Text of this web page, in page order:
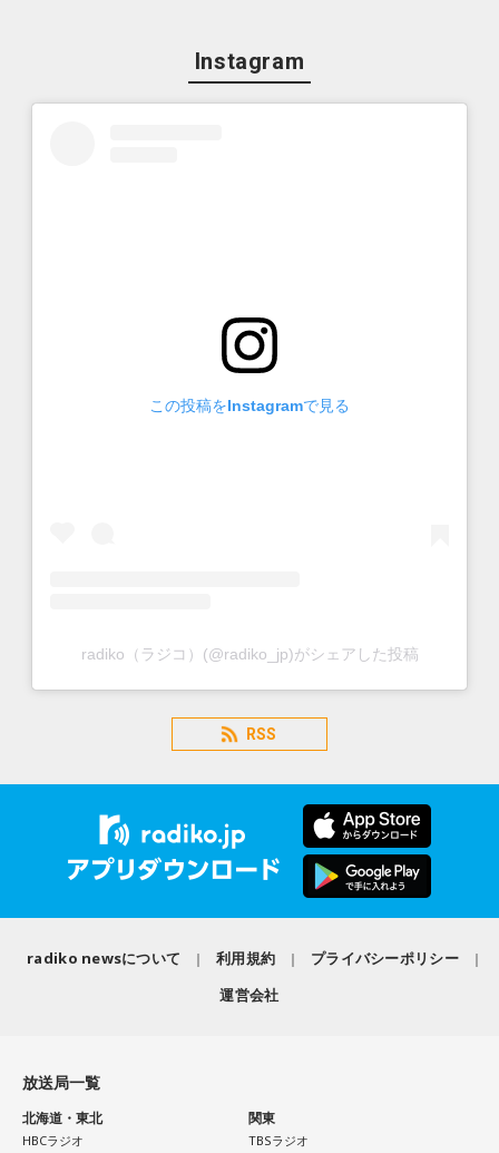
Instagram
この投稿をInstagramで見る
radiko（ラジコ）(@radiko_jp)がシェアした投稿
RSS
radiko newsについて 利用規約
プライバシーポリシー
運営会社
放送局一覧
北海道・東北
HBCラジオ
関東
TBSラジオ